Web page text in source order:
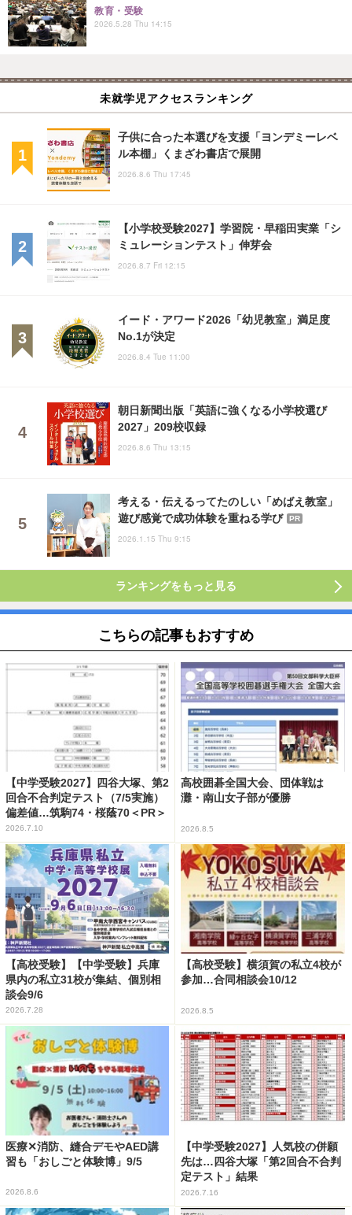
教育・受験
2026.5.28 Thu 14:15
未就学児アクセスランキング
子供に合った本選びを支援「ヨンデミーレベ
ル本棚」くまざわ書店で展開
2026.8.6 Thu 17:45
【小学校受験2027】学習院・早稲田実業「シ
ミュレーションテスト」伸芽会
2026.8.7 Fri 12:15
イード・アワード2026「幼児教室」満足度
No.1が決定
2026.8.4 Tue 11:00
朝日新聞出版「英語に強くなる小学校選び
2027」209校収録
2026.8.6 Thu 13:15
考える・伝えるってたのしい「めばえ教室」
遊び感覚で成功体験を重ねる学び
PR
2026.1.15 Thu 9:15
ランキングをもっと見る
こちらの記事もおすすめ
【中学受験2027】四谷大塚、第2
回合不合判定テスト（7/5実施）
偏差値…筑駒74・桜蔭70＜PR＞
2026.7.10
高校囲碁全国大会、団体戦は
灘・南山女子部が優勝
2026.8.5
【高校受験】【中学受験】兵庫
県内の私立31校が集結、個別相
談会9/6
2026.7.28
【高校受験】横須賀の私立4校が
参加…合同相談会10/12
2026.8.5
医療✕消防、縫合デモやAED講
習も「おしごと体験博」9/5
2026.8.6
【中学受験2027】人気校の併願
先は…四谷大塚「第2回合不合判
定テスト」結果
2026.7.16